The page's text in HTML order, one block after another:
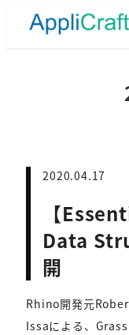
2020.04.17
【
Data
開
Rhino開発元
Issaによる、